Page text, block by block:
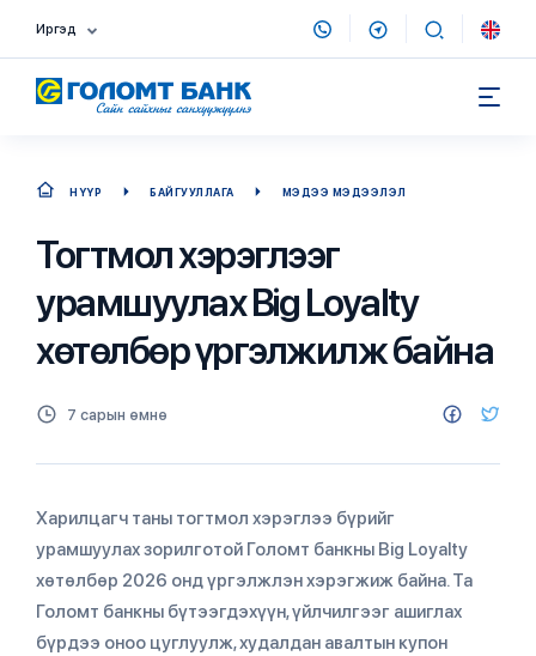
Иргэд
НҮҮР БАЙГУУЛЛАГА МЭДЭЭ МЭДЭЭЛЭЛ
Тогтмол хэрэглээг
урамшуулах Big Loyalty
хөтөлбөр үргэлжилж байна
7 сарын өмнө
Харилцагч таны тогтмол хэрэглээ бүрийг
урамшуулах зорилготой Голомт банкны Big Loyalty
хөтөлбөр 2026 онд үргэлжлэн хэрэгжиж байна. Та
Голомт банкны бүтээгдэхүүн, үйлчилгээг ашиглах
бүрдээ оноо цуглуулж, худалдан авалтын купон